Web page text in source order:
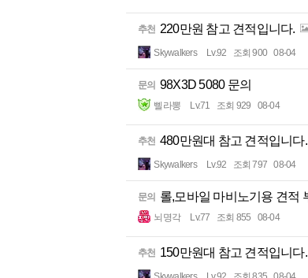
추천 220만원 참고 견적입니다.
Skywalkers Lv.92 조회 900 08-04
문의 98X3D 5080 문의
삘라뽕 Lv.71 조회 929 08-04
추천 480만원대 참고 견적입니다.
Skywalkers Lv.92 조회 797 08-04
문의 롤,모바일 마비노기용 견적
뇌명각 Lv.77 조회 855 08-04
추천 150만원대 참고 견적입니다.